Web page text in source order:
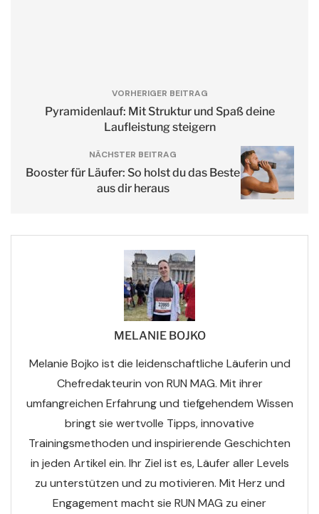
VORHERIGER BEITRAG
Pyramidenlauf: Mit Struktur und Spaß deine
Laufleistung steigern
NÄCHSTER BEITRAG
Booster für Läufer: So holst du das Beste
aus dir heraus
MELANIE BOJKO
Melanie Bojko ist die leidenschaftliche Läuferin und
Chefredakteurin von RUN MAG. Mit ihrer
umfangreichen Erfahrung und tiefgehendem Wissen
bringt sie wertvolle Tipps, innovative
Trainingsmethoden und inspirierende Geschichten
in jeden Artikel ein. Ihr Ziel ist es, Läufer aller Levels
zu unterstützen und zu motivieren. Mit Herz und
Engagement macht sie RUN MAG zu einer